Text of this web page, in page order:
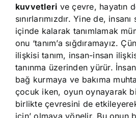
kuvvetleri ve çevre, hayatın
sınırlarımızdır. Yine de,
içinde kalarak tanımlamak
onu ‘tanım’a sığdıramayız.
ilişkisi tanım, insan-insan
tanınma üzerinden yürür.
bağ kurmaya ve bakıma
çocuk iken, oyun oynayarak
birlikte çevresini de
için’ olmaya yönelir. Bu onun